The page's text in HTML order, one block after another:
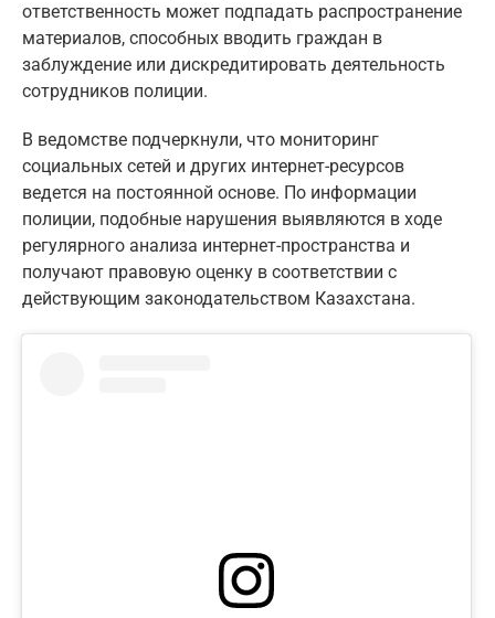
ответственность может подпадать распространение
материалов, способных вводить граждан в
заблуждение или дискредитировать деятельность
сотрудников полиции.
В ведомстве подчеркнули, что мониторинг
социальных сетей и других интернет-ресурсов
ведется на постоянной основе. По информации
полиции, подобные нарушения выявляются в ходе
регулярного анализа интернет-пространства и
получают правовую оценку в соответствии с
действующим законодательством Казахстана.